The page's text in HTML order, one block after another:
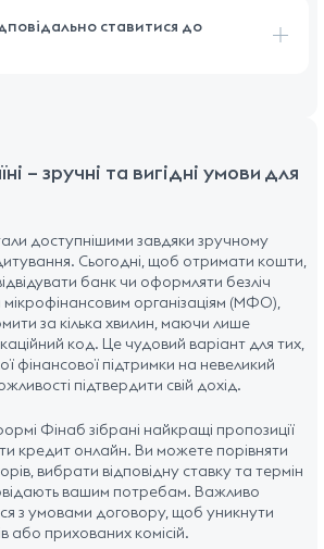
ставитися до
– зручні та вигідні умови для
доступнішими завдяки зручному
Сьогодні, щоб отримати кошти,
банк чи оформляти безліч
мікрофінансовим організаціям (МФО),
за кілька хвилин, маючи лише
код. Це чудовий варіант для тих,
фінансової підтримки на невеликий
підтвердити свій дохід.
Фінаб зібрані найкращі пропозиції
кредит онлайн. Ви можете порівняти
вибрати відповідну ставку та термін
вашим потребам. Важливо
з умовами договору, щоб уникнути
або прихованих комісій.